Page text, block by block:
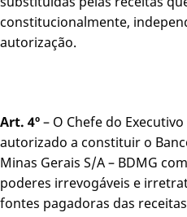
constitucionalmente,
autorização.
Art. 4º– O Chefe do
autorizado a constituir o
Minas Gerais S/A – BDMG
poderes irrevogáveis e
fontes pagadoras das